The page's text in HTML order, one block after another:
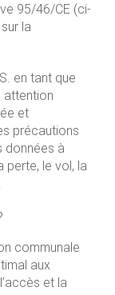
95/46/CE (ci-
la
en tant que
attention
et
précautions
données à
le vol, la
communale
aux
et la